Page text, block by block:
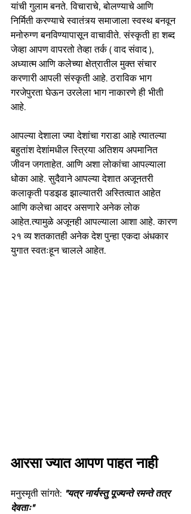
यांची गुलाम बनते. विचाराचे, बोलण्याचे आणि
निर्मिती करण्याचे स्वातंत्र्य समाजाला स्वस्थ बनवून
मनोरुग्ण बनविण्यापासून वाचावीते. संस्कृती हा शब्द
जेव्हा आपण वापरतो तेव्हा तर्क ( वाद संवाद ),
अध्यात्म आणि कलेच्या क्षेत्रातील मुक्त संचार
करणारी आपली संस्कृती आहे. ठराविक भाग
गरजेपुरता घेऊन उरलेला भाग नाकारणे ही भीती
आहे.
आपल्या देशाला ज्या देशांचा गराडा आहे त्यातल्या
बहुतांश देशांमधील स्त्रिया अतिशय अपमानित
जीवन जगताहेत. आणि अशा लोकांचा आपल्याला
धोका आहे. सुदैवाने आपल्या देशात अजूनतरी
कलाकृती पडझड झाल्यातरी अस्तित्वात आहेत
आणि कलेचा आदर असणारे अनेक लोक
आहेत.त्यामुळे अजूनही आपल्याला आशा आहे. कारण
२१ व्य शतकातही अनेक देश पुन्हा एकदा अंधकार
युगात स्वतःहून चालले आहेत.
आरसा ज्यात आपण पाहत नाही
मनुस्मृती सांगते: "यत्र नार्यस्तु पूज्यन्ते रमन्ते तत्र
देवताः"